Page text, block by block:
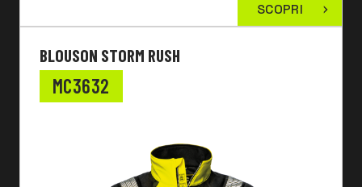
SCOPRI
BLOUSON STORM RUSH
MC3632